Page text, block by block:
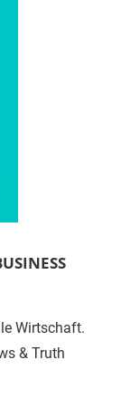
Wirtschaft.
& Truth